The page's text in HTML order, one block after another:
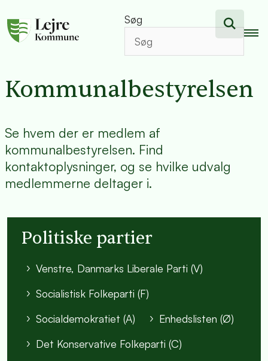
Søg
Kommunalbestyrelsen
Se hvem der er medlem af
kommunalbestyrelsen. Find
kontaktoplysninger, og se hvilke udvalg
medlemmerne deltager i.
Politiske partier
Venstre, Danmarks Liberale Parti (V)
Socialistisk Folkeparti (F)
Socialdemokratiet (A)
Enhedslisten (Ø)
Det Konservative Folkeparti (C)